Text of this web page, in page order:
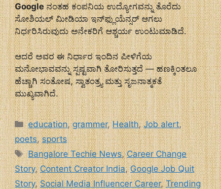
Googleನಂತಹ ಕಂಪನಿಯ ಉದ್ಯೋಗವನ್ನು ತೊರೆದು
ಸೋಶಿಯಲ್ ಮೀಡಿಯಾ ಇನ್‌ಫ್ಲುಯೆನ್ಸರ್ ಆಗಲು
ನಿರ್ಧರಿಸಿರುವುದು ಅನೇಕರಿಗೆ ಆಶ್ಚರ್ಯ ಉಂಟುಮಾಡಿದೆ.
ಆದರೆ ಅವರ ಈ ನಿರ್ಧಾರ ಇಂದಿನ ಪೀಳಿಗೆಯ
ಮನೋಭಾವವನ್ನು ಸ್ಪಷ್ಟವಾಗಿ ತೋರಿಸುತ್ತದೆ — ಹಣಕ್ಕಿಂತಲೂ
ಹೆಚ್ಚಾಗಿ ಸಂತೋಷ, ಸ್ವಾತಂತ್ರ್ಯ ಮತ್ತು ಸೃಜನಾತ್ಮಕತೆ
ಮುಖ್ಯವಾಗಿದೆ.
Categories
education,grammer,Health,Job alert,
poets,sports
Tags
Bangalore Techie News,Career Change
Story,Content Creator India,Google Job Quit
Story,Social Media Influencer Career,Trending